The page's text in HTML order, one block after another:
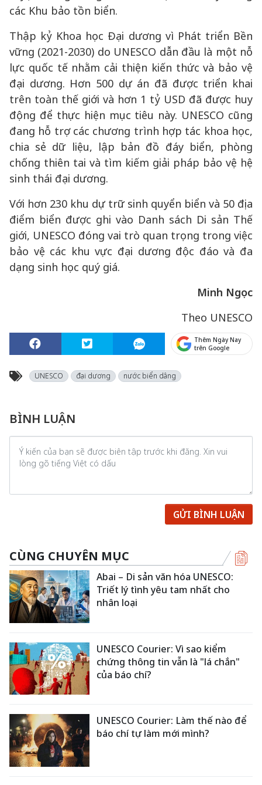
các Khu bảo tồn biển.
Thập kỷ Khoa học Đại dương vì Phát triển Bền
vững (2021-2030) do UNESCO dẫn đầu là một nỗ
lực quốc tế nhằm cải thiện kiến thức và bảo vệ
đại dương. Hơn 500 dự án đã được triển khai
trên toàn thế giới và hơn 1 tỷ USD đã được huy
động để thực hiện mục tiêu này. UNESCO cũng
đang hỗ trợ các chương trình hợp tác khoa học,
chia sẻ dữ liệu, lập bản đồ đáy biển, phòng
chống thiên tai và tìm kiếm giải pháp bảo vệ hệ
sinh thái đại dương.
Với hơn 230 khu dự trữ sinh quyển biển và 50 địa
điểm biển được ghi vào Danh sách Di sản Thế
giới, UNESCO đóng vai trò quan trọng trong việc
bảo vệ các khu vực đại dương độc đáo và đa
dạng sinh học quý giá.
Minh Ngọc
Theo UNESCO
Thêm Ngày Nay
trên Google
UNESCO đại dương nước biển dâng
BÌNH LUẬN
GỬI BÌNH LUẬN
CÙNG CHUYÊN MỤC
Abai – Di sản văn hóa UNESCO:
Triết lý tình yêu tam nhất cho
nhân loại
UNESCO Courier: Vì sao kiểm
chứng thông tin vẫn là "lá chắn"
của báo chí?
UNESCO Courier: Làm thế nào để
báo chí tự làm mới mình?